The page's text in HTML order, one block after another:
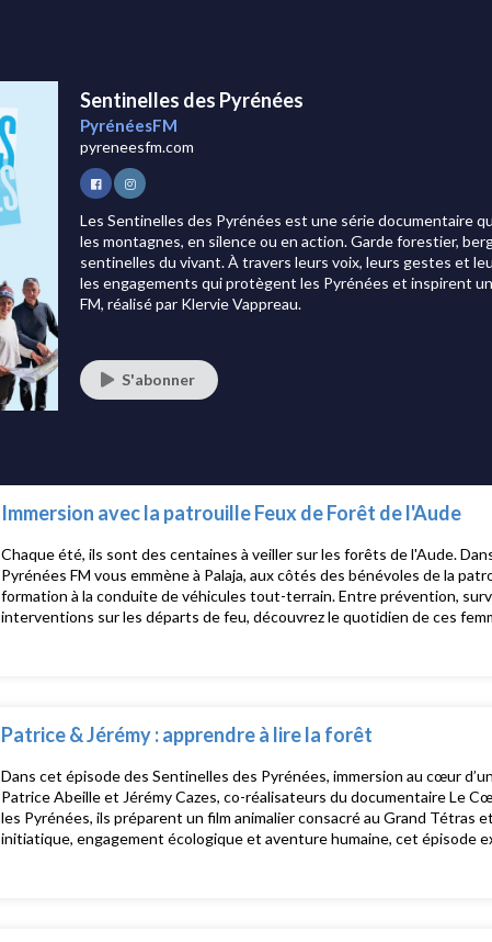
Sentinelles des Pyrénées
PyrénéesFM
pyreneesfm.com
Les Sentinelles des Pyrénées est une série documentaire
les montagnes, en silence ou en action. Garde forestier,
sentinelles du vivant. À travers leurs voix, leurs gestes et
les engagements qui protègent les Pyrénées et inspirent
FM, réalisé par Klervie Vappreau.
S'abonner
Immersion avec la patrouille Feux de Forêt de l'Aude
Chaque été, ils sont des centaines à veiller sur les forêts de l'Aude.
Pyrénées FM vous emmène à Palaja, aux côtés des bénévoles de la
formation à la conduite de véhicules tout-terrain. Entre prévention,
interventions sur les départs de feu, découvrez le quotidien de ces
Patrice & Jérémy : apprendre à lire la forêt
Dans cet épisode des Sentinelles des Pyrénées, immersion au cœur
Patrice Abeille et Jérémy Cazes, co-réalisateurs du documentaire Le
les Pyrénées, ils préparent un film animalier consacré au Grand Tétras
initiatique, engagement écologique et aventure humaine, cet épisode